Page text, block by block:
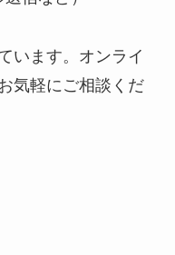
います。オンライ
気軽にご相談くだ